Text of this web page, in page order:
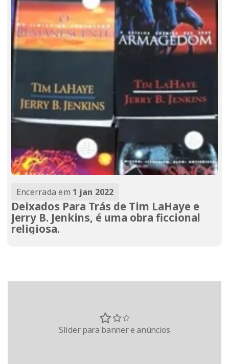
Encerrada em 1 jan 2022
Deixados Para Trás de Tim LaHaye e
Jerry B. Jenkins, é uma obra ficcional
religiosa.
Slider para banner e anúncios